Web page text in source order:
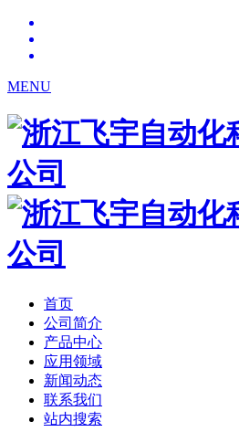
MENU
首页
公司简介
产品中心
应用领域
新闻动态
联系我们
站内搜索